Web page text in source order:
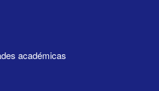
académicas